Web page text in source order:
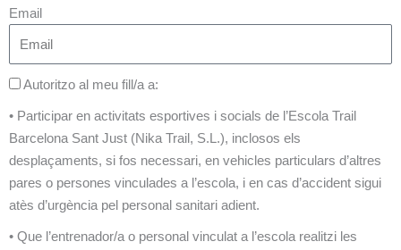
Email
Autoritzo al meu fill/a a:
• Participar en activitats esportives i socials de l’Escola Trail
Barcelona Sant Just (Nika Trail, S.L.), inclosos els
desplaçaments, si fos necessari, en vehicles particulars d’altres
pares o persones vinculades a l’escola, i en cas d’accident sigui
atès d’urgència pel personal sanitari adient.
• Que l’entrenador/a o personal vinculat a l’escola realitzi les